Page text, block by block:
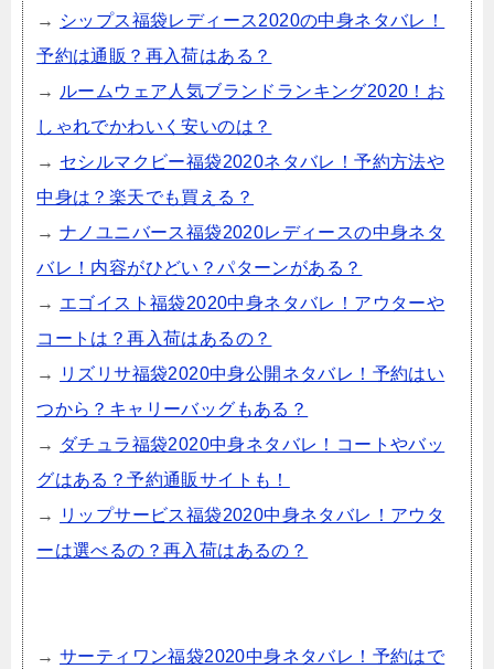
→ シップス福袋レディース2020の中身ネタバレ！
予約は通販？再入荷はある？
→ ルームウェア人気ブランドランキング2020！お
しゃれでかわいく安いのは？
→ セシルマクビー福袋2020ネタバレ！予約方法や
中身は？楽天でも買える？
→ナノユニバース福袋2020レディースの中身ネタ
バレ！内容がひどい？パターンがある？
→ エゴイスト福袋2020中身ネタバレ！アウターや
コートは？再入荷はあるの？
→
リズリサ福袋2020中身公開ネタバレ！予約はい
つから？キャリーバッグもある？
→ ダチュラ福袋2020中身ネタバレ！コートやバッ
グはある？予約通販サイトも！
→
リップサービス福袋2020中身ネタバレ！アウタ
ーは選べるの？再入荷はあるの？
→サーティワン福袋2020中身ネタバレ！予約はで